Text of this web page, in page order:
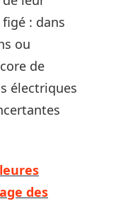
: dans
ou
de
électriques
des